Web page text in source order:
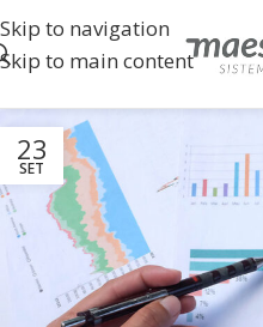
Skip to navigation
Skip to main content
23
SET